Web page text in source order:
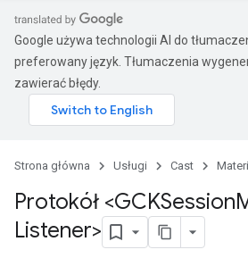
Google używa technologii AI do
preferowany język. Tłumaczenia
zawierać błędy.
Strona główna Usługi Cast
Protokół <GCKSession
Listener>